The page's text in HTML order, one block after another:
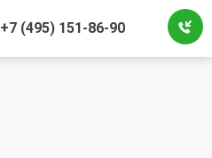
+7 (495) 151-86-90